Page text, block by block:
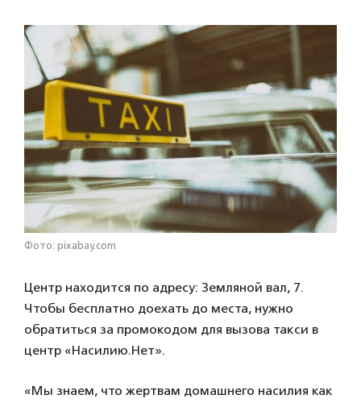
Фото: pixabay.com
Центр находится по адресу: Земляной вал, 7.
Чтобы бесплатно доехать до места, нужно
обратиться за промокодом для вызова такси в
центр «Насилию.Нет».
«Мы знаем, что жертвам домашнего насилия как